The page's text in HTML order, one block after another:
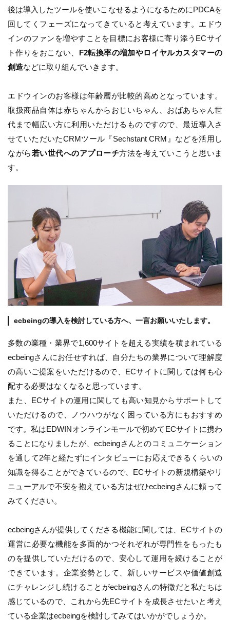
後は導入したツールを使いこなせるようになるためにPDCAを
回してくフェーズになってきていると考えています。エドウ
インのファンを増やすことを目標にお客様に寄り添うECサイ
ト作りをおこない、 F2転換率の増加やロイヤルカスタマーの
創造などに取り組んでいきます。
エドウインのお客様は年齢層が比較的高めとなっています。
取扱商品自体は赤ちゃんからおじいちゃん、おばあちゃん世
代まで幅広い方に利用いただけるものですので、最近導入さ
せていただいたCRMツール『Sechstant CRM』などを活用し
ながら若い世代へのアプローチ方法を考えていこうと思いま
す。
ecbeingの導入を検討している方へ、一言お願いいたします。
多数の業種・業界で1,600サイトを超える実績を積まれている
ecbeingさんにお任せすれば、自分たちの業界について理解度
の高いご提案をいただけるので、ECサイトに関しては何も心
配する必要はなくなると思っています。
また、ECサイトの運用に関しても高い知見からサポートして
いただけるので、ノウハウがなく困っている方にもおすすめ
です。私はEDWINオンラインモールで初めてECサイトに携わ
ることになりましたが、ecbeingさんとのコミュニケーション
を通して2年と経たずにインタビューにお応えできるくらいの
知識を得ることができているので、ECサイトの新規構築やリ
ニューアルで不安を抱えている方はぜひecbeingさんに頼って
みてください。
ecbeingさんが提供してくださる機能に関しては、ECサイトの
運営に必要な機能を多面的かつそれぞれが専門性をもったも
のを提供していただけるので、安心して運用を続けることが
できています。企業姿勢として、新しいサービスや価値創造
にチャレンジし続けることがecbeingさんの特徴だと私たちは
感じているので、これから先ECサイトを成長させたいと考え
ている企業はecbeingを検討してみてはいかがでしょうか。